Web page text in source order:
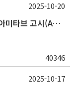
(10/27) 제14회 박경리문학상 수상작가, 아미타브 고시(Amitav Ghosh) 강연 안내
40346
2025-10-20
2025-10-17